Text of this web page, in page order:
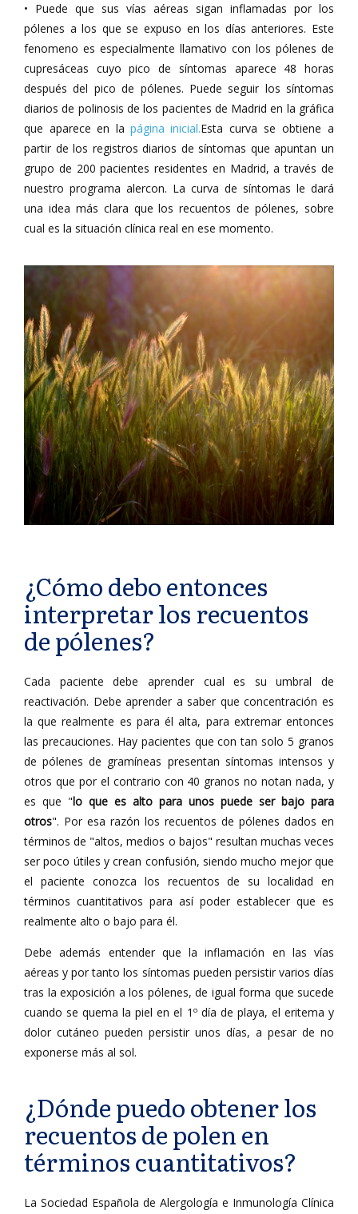
• Puede que sus vías aéreas sigan inflamadas por los
pólenes a los que se expuso en los días anteriores. Este
fenomeno es especialmente llamativo con los pólenes de
cupresáceas cuyo pico de síntomas aparece 48 horas
después del pico de pólenes. Puede seguir los síntomas
diarios de polinosis de los pacientes de Madrid en la gráfica
que aparece en la página inicial.Esta curva se obtiene a
partir de los registros diarios de síntomas que apuntan un
grupo de 200 pacientes residentes en Madrid, a través de
nuestro programa alercon. La curva de síntomas le dará
una idea más clara que los recuentos de pólenes, sobre
cual es la situación clínica real en ese momento.
¿Cómo debo entonces
interpretar los recuentos
de pólenes?
Cada paciente debe aprender cual es su umbral de
reactivación. Debe aprender a saber que concentración es
la que realmente es para él alta, para extremar entonces
las precauciones. Hay pacientes que con tan solo 5 granos
de pólenes de gramíneas presentan síntomas intensos y
otros que por el contrario con 40 granos no notan nada, y
es que "lo que es alto para unos puede ser bajo para
otros". Por esa razón los recuentos de pólenes dados en
términos de "altos, medios o bajos" resultan muchas veces
ser poco útiles y crean confusión, siendo mucho mejor que
el paciente conozca los recuentos de su localidad en
términos cuantitativos para así poder establecer que es
realmente alto o bajo para él.
Debe además entender que la inflamación en las vías
aéreas y por tanto los síntomas pueden persistir varios días
tras la exposición a los pólenes, de igual forma que sucede
cuando se quema la piel en el 1º día de playa, el eritema y
dolor cutáneo pueden persistir unos días, a pesar de no
exponerse más al sol.
¿Dónde puedo obtener los
recuentos de polen en
términos cuantitativos?
La Sociedad Española de Alergología e Inmunología Clínica